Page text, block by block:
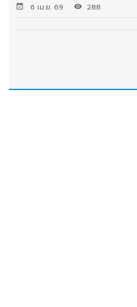
6 เม.ย. 69 288